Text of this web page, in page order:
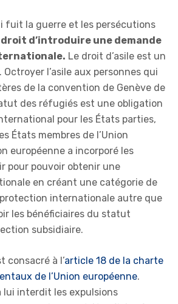
fuit la guerre et les persécutions
droit d’introduire une demande
. Le droit d’asile est un
l’asile aux personnes qui
de la convention de Genève de
des réfugiés est une obligation
pour les États parties,
États membres de l’Union
européenne a incorporé les
pour pouvoir obtenir une
en créant une catégorie de
internationale autre que
les bénéficiaires du statut
subsidiaire.
consacré à l’article 18 de la charte
de l’Union européenne.
lui interdit les expulsions